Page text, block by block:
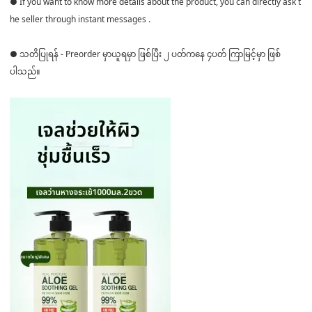
he seller through instant messages .
● သတိပြုရန် - Preorder မှာယူရမှာ ဖြစ်ပြီး ၂ ပတ်ကနေ ၄ပတ် ကြာမြင့်မှာ ဖြစ်
ပါသည်။